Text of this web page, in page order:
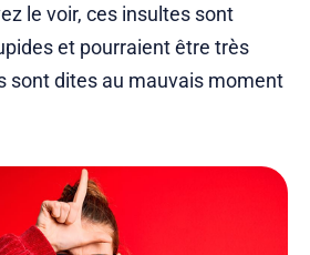
le voir, ces insultes sont
et pourraient être très
sont dites au mauvais moment